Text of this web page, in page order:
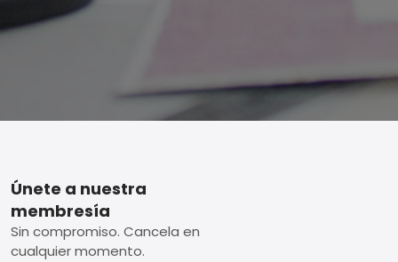
Footer
Únete a nuestra
membresía
Sin compromiso. Cancela en
cualquier momento.